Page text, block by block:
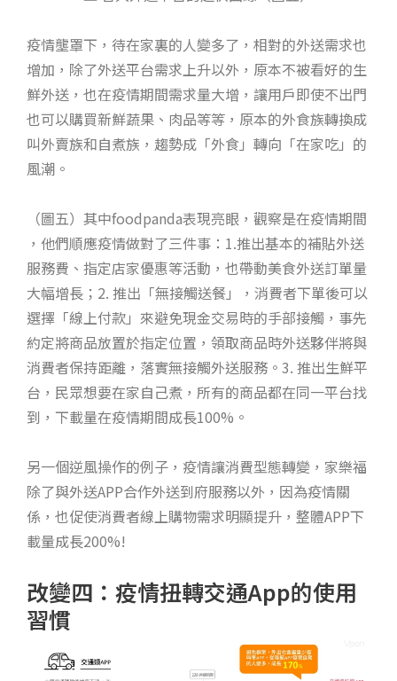
疫情壟罩下，待在家裏的人變多了，相對的外送需求也
增加，除了外送平台需求上升以外，原本不被看好的生
鮮外送，也在疫情期間需求量大增，讓用戶即使不出門
也可以購買新鮮蔬果、肉品等等，原本的外食族轉換成
叫外賣族和自煮族，趨勢成「外食」轉向「在家吃」的
風潮。
（圖五）其中foodpanda表現亮眼，觀察是在疫情期間
，他們順應疫情做對了三件事：1.推出基本的補貼外送
服務費、指定店家優惠等活動，也帶動美食外送訂單量
大幅增長；2. 推出「無接觸送餐」，消費者下單後可以
選擇「線上付款」來避免現金交易時的手部接觸，事先
約定將商品放置於指定位置，領取商品時外送夥伴將與
消費者保持距離，落實無接觸外送服務。3. 推出生鮮平
台，民眾想要在家自己煮，所有的商品都在同一平台找
到，下載量在疫情期間成長100%。
另一個逆風操作的例子，疫情讓消費型態轉變，家樂福
除了與外送APP合作外送到府服務以外，因為疫情關
係，也促使消費者線上購物需求明顯提升，整體APP下
載量成長200%!
改變四：疫情扭轉交通App的使用
習慣